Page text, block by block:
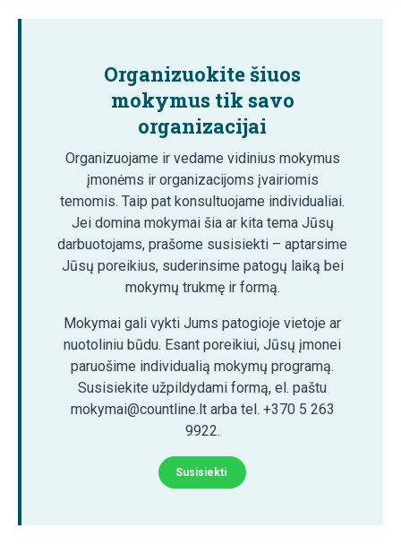
Organizuokite šiuos
mokymus tik savo
organizacijai
Organizuojame ir vedame vidinius mokymus
įmonėms ir organizacijoms įvairiomis
temomis. Taip pat konsultuojame individualiai.
Jei domina mokymai šia ar kita tema Jūsų
darbuotojams, prašome susisiekti – aptarsime
Jūsų poreikius, suderinsime patogų laiką bei
mokymų trukmę ir formą.
Mokymai gali vykti Jums patogioje vietoje ar
nuotoliniu būdu. Esant poreikiui, Jūsų įmonei
paruošime individualią mokymų programą.
Susisiekite užpildydami formą, el. paštu
mokymai@countline.lt arba tel. +370 5 263
9922.
Susisiekti